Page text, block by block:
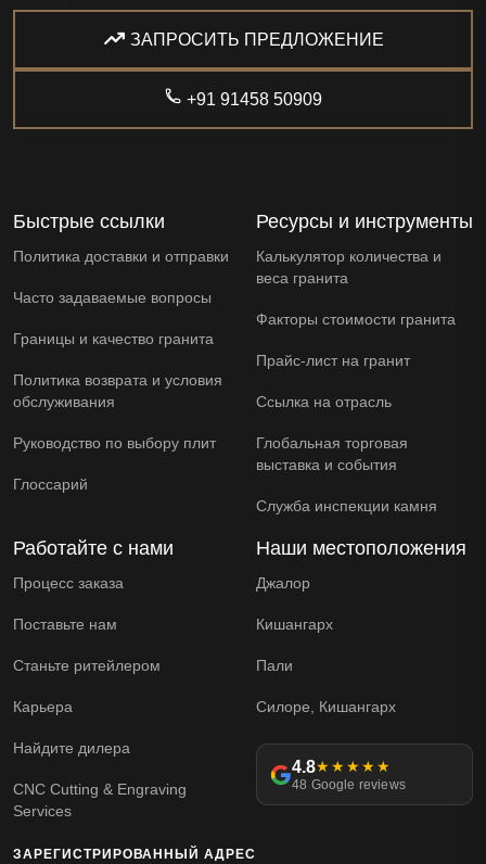
ЗАПРОСИТЬ ПРЕДЛОЖЕНИЕ
+91 91458 50909
Быстрые ссылки
Политика доставки и отправки
Часто задаваемые вопросы
Границы и качество гранита
Политика возврата и условия
обслуживания
Руководство по выбору плит
Глоссарий
Ресурсы и инструменты
Калькулятор количества и
веса гранита
Факторы стоимости гранита
Прайс-лист на гранит
Ссылка на отрасль
Глобальная торговая
выставка и события
Служба инспекции камня
Работайте с нами
Процесс заказа
Поставьте нам
Станьте ритейлером
Карьера
Найдите дилера
CNC Cutting & Engraving
Services
Наши местоположения
Джалор
Кишангарх
Пали
Силоре, Кишангарх
4.8★★★★★
48 Google reviews
ЗАРЕГИСТРИРОВАННЫЙ АДРЕС